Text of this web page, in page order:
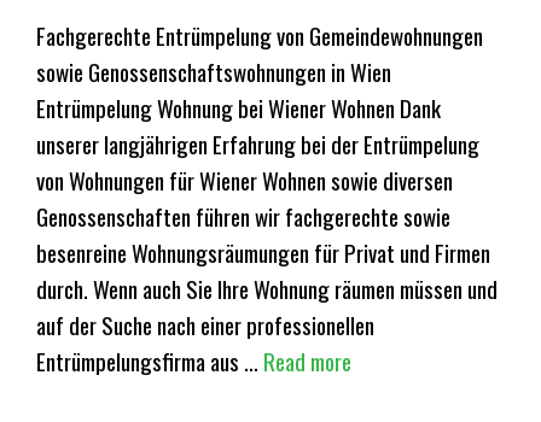
Fachgerechte Entrümpelung von Gemeindewohnungen
sowie Genossenschaftswohnungen in Wien
Entrümpelung Wohnung bei Wiener Wohnen Dank
unserer langjährigen Erfahrung bei der Entrümpelung
von Wohnungen für Wiener Wohnen sowie diversen
Genossenschaften führen wir fachgerechte sowie
besenreine Wohnungsräumungen für Privat und Firmen
durch. Wenn auch Sie Ihre Wohnung räumen müssen und
auf der Suche nach einer professionellen
Entrümpelungsfirma aus … Read more